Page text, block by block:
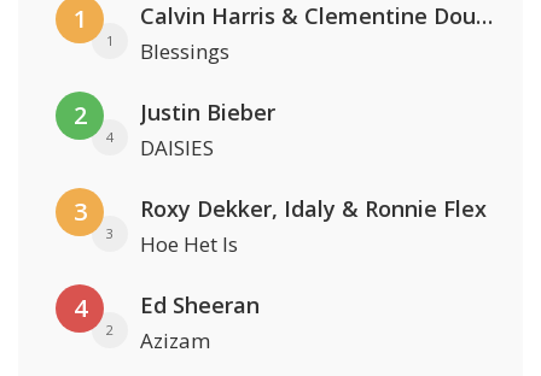
1
1
Calvin Harris & Clementine Douglas
Blessings
2
4
Justin Bieber
DAISIES
3
3
Roxy Dekker, Idaly & Ronnie Flex
Hoe Het Is
4
2
Ed Sheeran
Azizam